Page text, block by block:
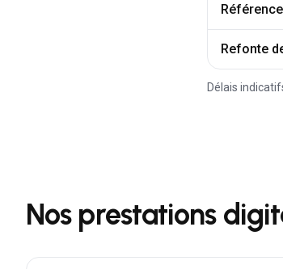
Refonte
Délais
Nos prestations